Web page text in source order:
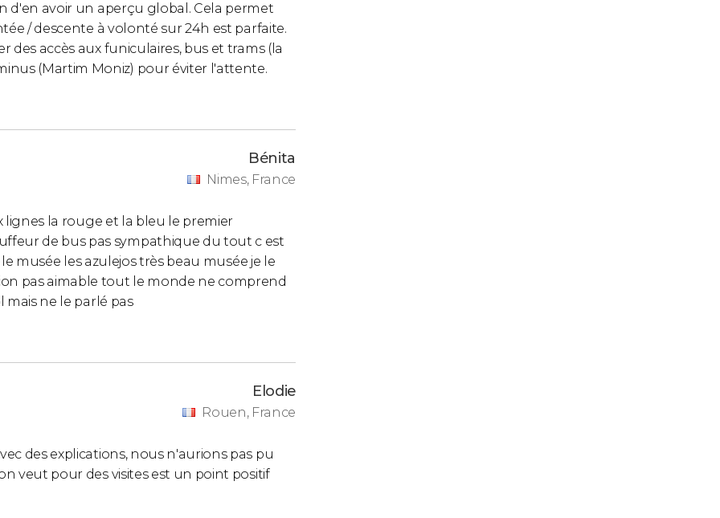
dans le billet de 24 heures
depuis un point de vue privilégié?
une visite panoramique avec de
avril, lemonastère des Hiéronymites ou
sur le lien suivant :
points de départavec les horaires
d'en avoir un aperçu global. Cela permet
/ descente à volonté sur 24h est parfaite.
des accès aux funiculaires, bus et trams (la
(Martim Moniz) pour éviter l'attente.
Bénita
Nimes, France
lignes la rouge et la bleu le premier
de bus pas sympathique du tout c est
musée les azulejos très beau musée je le
pas aimable tout le monde ne comprend
mais ne le parlé pas
Elodie
Rouen, France
des explications, nous n'aurions pas pu
veut pour des visites est un point positif